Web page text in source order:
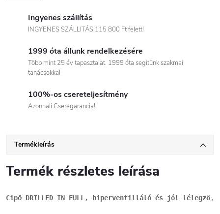
Ingyenes szállítás
INGYENES SZÁLLITÁS 115 800 Ft felett!
1999 óta állunk rendelkezésére
Több mint 25 év tapasztalat. 1999 óta segitünk szakmai
tanácsokkal
100%-os csereteljesítmény
Azonnali Cseregarancia!
Termékleírás
Termék részletes leírása
Cipő DRILLED IN FULL, hiperventilláló és jól lélegző,